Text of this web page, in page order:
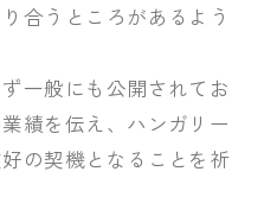
合うところがあるよう
一般にも公開されてお
績を伝え、ハンガリー
の契機となることを祈